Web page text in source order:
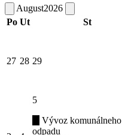
August2026
Po Ut St
27 28 29
5
Vývoz komunálneho
odpadu